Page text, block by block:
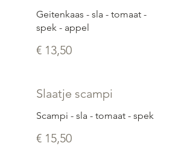
Geitenkaas - sla - tomaat -
spek - appel
€ 13,50
Slaatje scampi
Scampi - sla - tomaat - spek
€ 15,50